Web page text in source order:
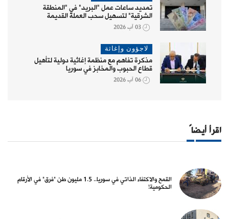
تمديد ساعات عمل "البريد" في "المنطقة
الشرقية" لتسهيل سحب العملة القديمة
03 آب 2026
لاجؤون وإغاثة
مذكرة تفاهم مع منظمة إغاثية دولية لتأهيل
قطاع الحبوب والمخابز في سوريا
06 آب 2026
اقرأ أيضاً
القمح والاكتفاء الذاتي في سوريا.. 1.5 مليون طن "فرق" في الأرقام
الحكومية!